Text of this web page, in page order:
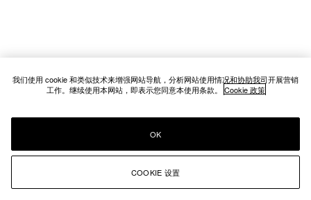
我们使用 cookie 和类似技术来增强网站导航，分析网站使用情况和协助我司开展营销
工作。继续使用本网站，即表示您同意本使用条款。 Cookie 政策
COOKIE 设置
OK